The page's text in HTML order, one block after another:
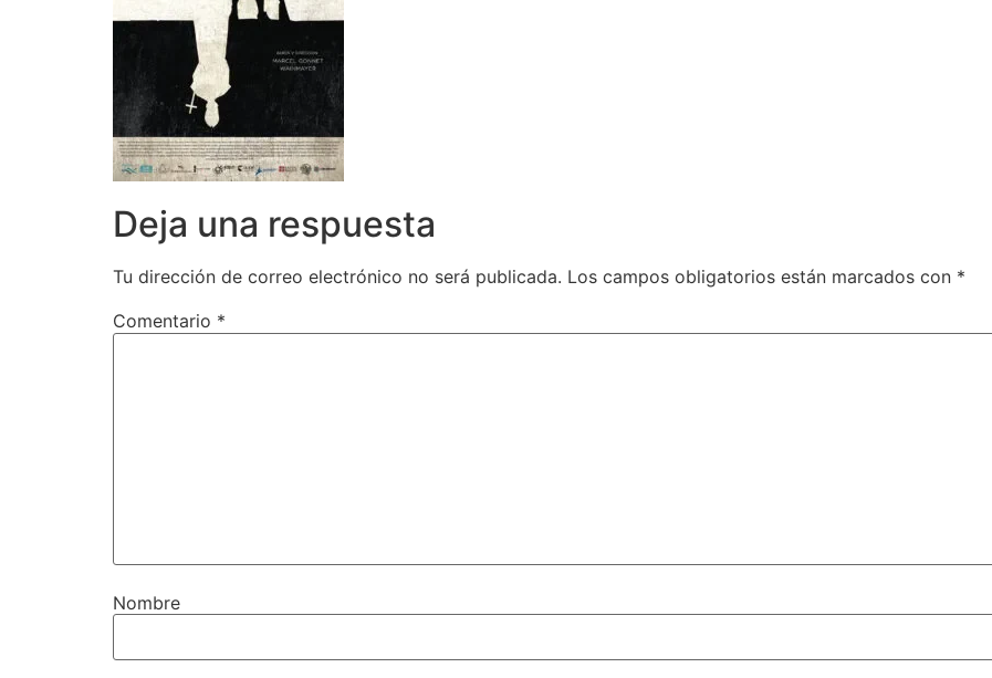
Deja una respuesta
Tu dirección de correo electrónico no será publicada. Los campos obligatorios están marcados con *
Comentario *
Nombre